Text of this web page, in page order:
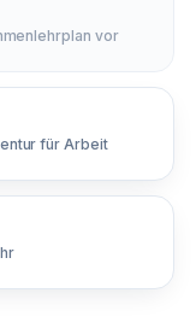
vor
für Arbeit